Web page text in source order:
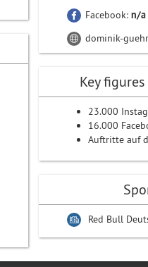
Facebook:n/a
dominik-
Key
23.000
16.000
Auftritte auf
Red Bull